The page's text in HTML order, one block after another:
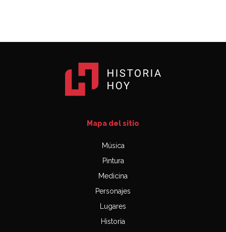
Mapa del sitio
Música
Pintura
Medicina
Personajes
Lugares
Historia